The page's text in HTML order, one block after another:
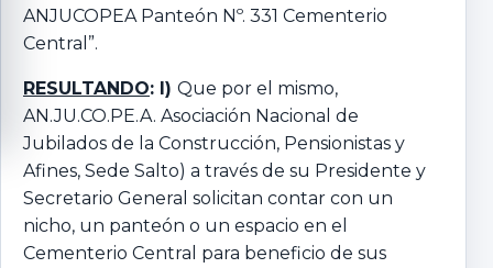
ANJUCOPEA Panteón Nº. 331 Cementerio
Central”.
RESULTANDO: I) Que por el mismo,
AN.JU.CO.PE.A. Asociación Nacional de
Jubilados de la Construcción, Pensionistas y
Afines, Sede Salto) a través de su Presidente y
Secretario General solicitan contar con un
nicho, un panteón o un espacio en el
Cementerio Central para beneficio de sus